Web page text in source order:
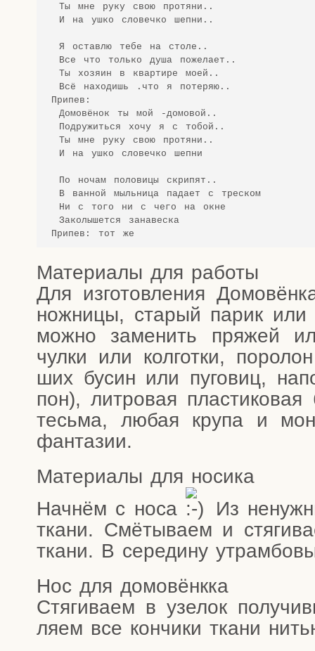
Ты мне руку свою протяни..
И на ушко словечко шепни..
Я оставлю тебе на столе..
Все что только душа пожелает..
Ты хозяин в квартире моей..
Всё находишь .что я потеряю..
Припев:
Домовёнок ты мой -домовой..
Подружиться хочу я с тобой..
Ты мне руку свою протяни..
И на ушко словечко шепни
По ночам половицы скрипят..
В ванной мыльница падает с треском
Ни с того ни с чего на окне
Заколышется занавеска
Припев: тот же
Мате­ри­а­лы для работы
Для изго­тов­ле­ния
нож­ни­цы, ста­рый парик
мож­но заме­нить пря­жей
чул­ки или кол­гот­ки,
ших бусин или пуго­виц,
пон), лит­ро­вая
тесь­ма, любая кру­па и
фантазии.
Мате­ри­а­лы для носика
Нач­нём с носа
Из
тка­ни. Смё­ты­ва­ем и
тка­ни. В сере­ди­ну
Нос для домовёнкка
Стя­ги­ва­ем в узе­лок
ля­ем все кон­чи­ки тка­ни